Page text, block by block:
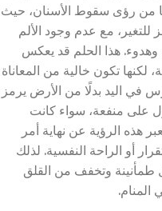
من رؤى سقوط الأسنان، حيث
مع عدم وجود الألم
وهدوء. هذا الحلم قد يعكس
لكنها تكون خالية من المعاناة
في اليد بدلًا من الأرض يرمز
على منفعة، سواء كانت
هذه الرؤية عن نهاية أمر
أو الراحة النفسية. لذلك
طمأنينة وتخفف من القلق
المنام.